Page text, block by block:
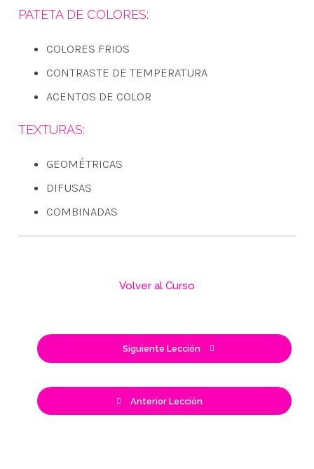
PATETA DE COLORES:
COLORES FRIOS
CONTRASTE DE TEMPERATURA
ACENTOS DE COLOR
TEXTURAS:
GEOMÉTRICAS
DIFUSAS
COMBINADAS
Anterior Lección
Volver al Curso
Siguiente Lección